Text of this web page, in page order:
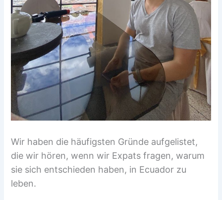
Wir haben die häufigsten Gründe aufgelistet,
die wir hören, wenn wir Expats fragen, warum
sie sich entschieden haben, in Ecuador zu
leben.